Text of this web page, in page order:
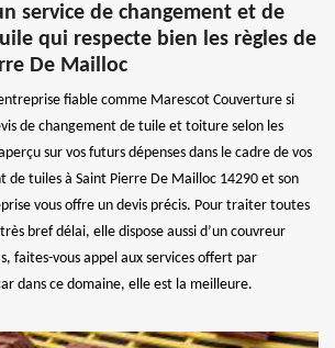
service de changement et de
qui respecte bien les règles de
De Mailloc
fiable comme Marescot Couverture si
de changement de tuile et toiture selon les
sur vos futurs dépenses dans le cadre de vos
de tuiles à Saint Pierre De Mailloc 14290 et son
vous offre un devis précis. Pour traiter toutes
bref délai, elle dispose aussi d’un couvreur
faites-vous appel aux services offert par
dans ce domaine, elle est la meilleure.